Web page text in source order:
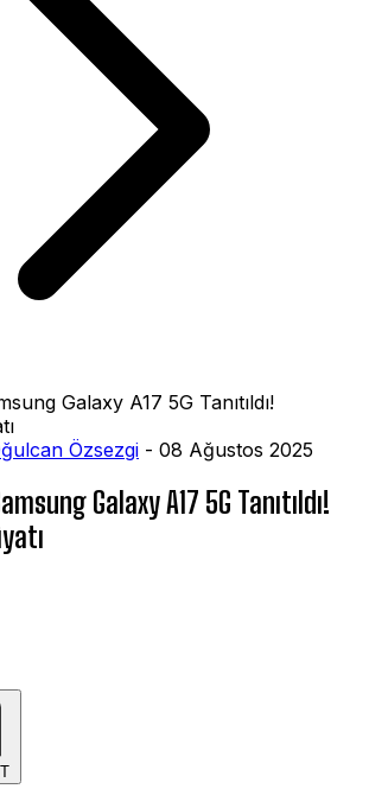
Galaxy A17 5G Tanıtıldı!
Özsezgi - 08 Ağustos 2025
Galaxy A17 5G Tanıtıldı!